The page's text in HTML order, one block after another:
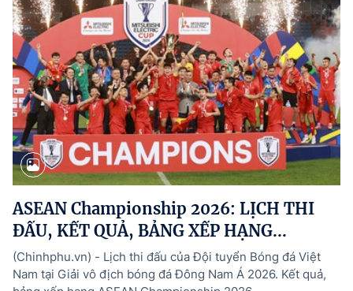
ASEAN Championship 2026: LỊCH THI
ĐẤU, KẾT QUẢ, BẢNG XẾP HẠNG...
(Chinhphu.vn) - Lịch thi đấu của Đội tuyển Bóng đá Việt
Nam tại Giải vô địch bóng đá Đông Nam Á 2026. Kết quả,